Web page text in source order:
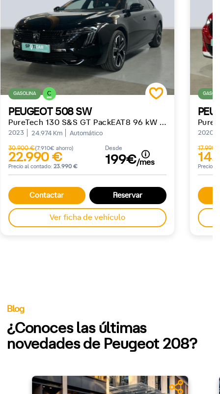
GASOLINA C
PEUGEOT 508 SW
PureTech 130 S&S GT PackEAT8 96 kW (130 CV)
2023 24.974 Km Automático
30.900 €(7.910€ ahorro)
22.990 €
Precio al contado: 23.990 €
Desde
199€/mes
Contactar Reservar
Ver ficha de vehículo
2020
17.990
Precio
Blog
¿Conoces las últimas
novedades de Peugeot 208?